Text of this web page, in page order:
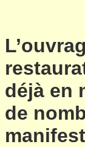
déjà en
de